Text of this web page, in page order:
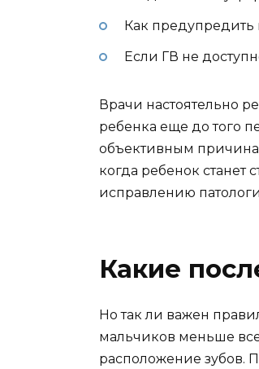
Как предупредить
Если ГВ не
Врачи настоятельно
ребенка еще до того
объективным
когда ребенок
исправлению
Какие
Но так ли важен
мальчиков меньше
расположение зубов.